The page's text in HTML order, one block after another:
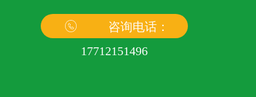
咨询电话：
17712151496